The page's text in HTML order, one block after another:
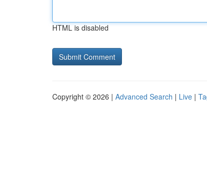
HTML is disabled
Copyright © 2026 | Advanced Search | Live |